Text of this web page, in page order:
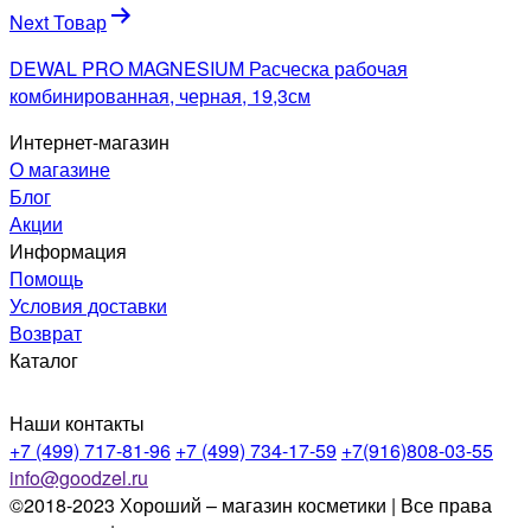
Next Товар
DEWAL PRO MAGNESIUM Расческа рабочая
комбинированная, черная, 19,3см
Интернет-магазин
О магазине
Блог
Акции
Информация
Помощь
Условия доставки
Возврат
Каталог
Наши контакты
+7 (499) 717-81-96 +7 (499) 734-17-59 +7(916)808-03-55
info@goodzel.ru
©2018-2023 Хороший – магазин косметики | Все права